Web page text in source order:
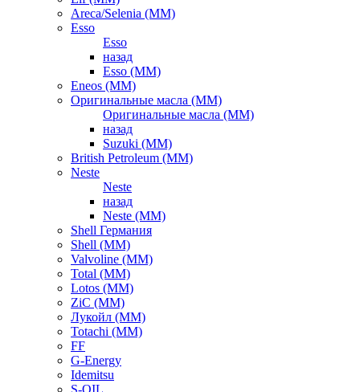
Areca/Selenia (ММ)
Esso
Esso
назад
Esso (ММ)
Eneos (ММ)
Оригинальные масла (ММ)
Оригинальные масла (ММ)
назад
Suzuki (ММ)
British Petroleum (ММ)
Neste
Neste
назад
Neste (ММ)
Shell Германия
Shell (ММ)
Valvoline (ММ)
Total (ММ)
Lotos (ММ)
ZiC (ММ)
Лукойл (ММ)
Totachi (MM)
FF
G-Energy
Idemitsu
S-OIL